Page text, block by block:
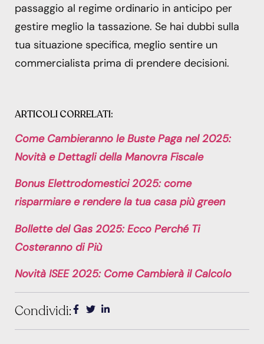
passaggio al regime ordinario in anticipo per
gestire meglio la tassazione. Se hai dubbi sulla
tua situazione specifica, meglio sentire un
commercialista prima di prendere decisioni.
ARTICOLI CORRELATI:
Come Cambieranno le Buste Paga nel 2025:
Novità e Dettagli della Manovra Fiscale
Bonus Elettrodomestici 2025: come
risparmiare e rendere la tua casa più green
Bollette del Gas 2025: Ecco Perché Ti
Costeranno di Più
Novità ISEE 2025: Come Cambierà il Calcolo
Condividi: